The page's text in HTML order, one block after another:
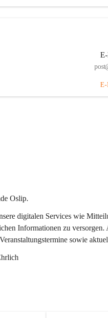
E-
Oslip.
digitalen Services wie
Informationen zu
sowie